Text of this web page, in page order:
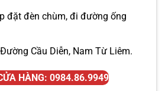
đặt đèn chùm, đi đường ống
Cầu Diễn, Nam Từ Liêm.
HÀNG: 0984.86.9949